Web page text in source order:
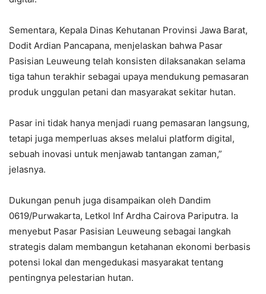
Sementara, Kepala Dinas Kehutanan Provinsi Jawa Barat,
Dodit Ardian Pancapana, menjelaskan bahwa Pasar
Pasisian Leuweung telah konsisten dilaksanakan selama
tiga tahun terakhir sebagai upaya mendukung pemasaran
produk unggulan petani dan masyarakat sekitar hutan.
Pasar ini tidak hanya menjadi ruang pemasaran langsung,
tetapi juga memperluas akses melalui platform digital,
sebuah inovasi untuk menjawab tantangan zaman,”
jelasnya.
Dukungan penuh juga disampaikan oleh Dandim
0619/Purwakarta, Letkol Inf Ardha Cairova Pariputra. Ia
menyebut Pasar Pasisian Leuweung sebagai langkah
strategis dalam membangun ketahanan ekonomi berbasis
potensi lokal dan mengedukasi masyarakat tentang
pentingnya pelestarian hutan.